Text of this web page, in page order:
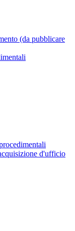
(da pubblicare
d'ufficio